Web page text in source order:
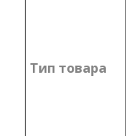
Тип товара